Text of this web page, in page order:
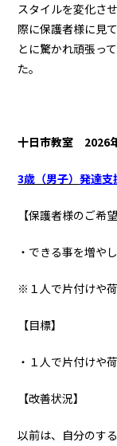
スタイルを変化さ
際に保護者様に見
とに驚かれ頑張っ
た。
十日市教室 2026
3歳（男子）発達支
【保護者様のご希望
・できる事を増や
※１人で片付けや
【目標】
・１人で片付けや
【改善状況】
以前は、自分のす